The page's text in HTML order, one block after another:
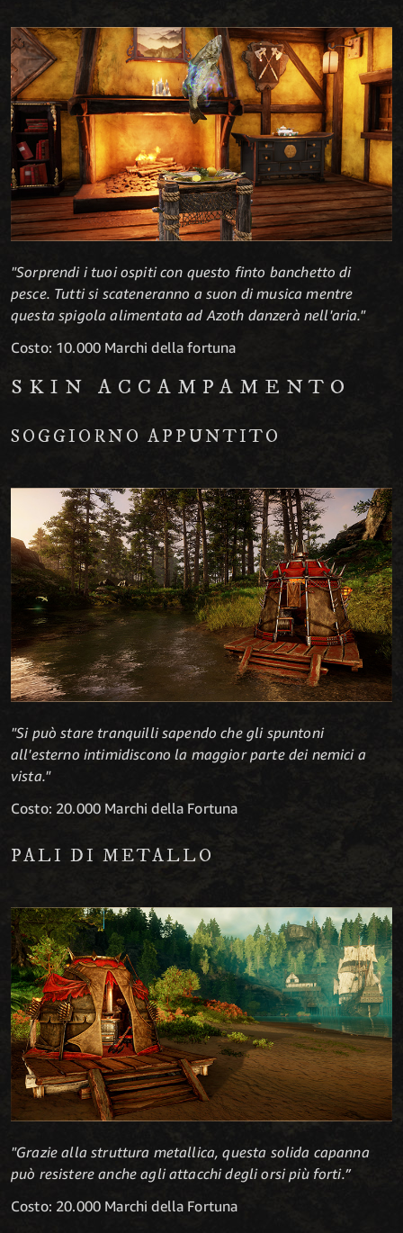
"Sorprendi i tuoi ospiti con questo finto banchetto di
pesce. Tutti si scateneranno a suon di musica mentre
questa spigola alimentata ad Azoth danzerà nell'aria."
Costo: 10.000 Marchi della fortuna
SKIN ACCAMPAMENTO
SOGGIORNO APPUNTITO
"Si può stare tranquilli sapendo che gli spuntoni
all'esterno intimidiscono la maggior parte dei nemici a
vista."
Costo: 20.000 Marchi della Fortuna
PALI DI METALLO
"Grazie alla struttura metallica, questa solida capanna
può resistere anche agli attacchi degli orsi più forti.”
Costo: 20.000 Marchi della Fortuna